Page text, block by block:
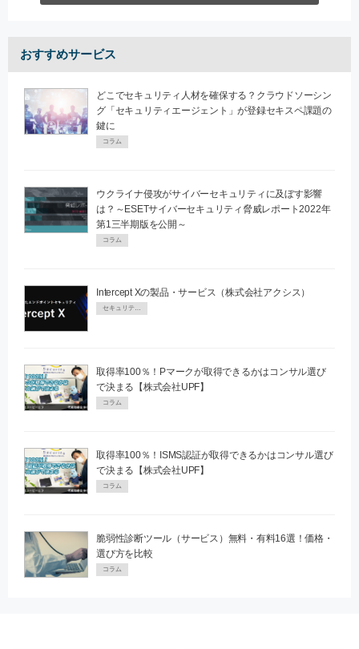
おすすめサービス
どこでセキュリティ人材を確保する？クラウドソーシン
グ「セキュリティエージェント」が登録セキスペ課題の
鍵に
コラム
ウクライナ侵攻がサイバーセキュリティに及ぼす影響
は？～ESETサイバーセキュリティ脅威レポート2022年
第1三半期版を公開～
コラム
Intercept Xの製品・サービス（株式会社アクシス）
セキュリティPR
取得率100％！Pマークが取得できるかはコンサル選び
で決まる【株式会社UPF】
コラム
取得率100％！ISMS認証が取得できるかはコンサル選び
で決まる【株式会社UPF】
コラム
脆弱性診断ツール（サービス）無料・有料16選！価格・
選び方を比較
コラム